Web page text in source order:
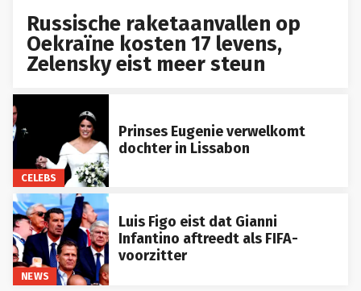
Russische raketaanvallen op
Oekraïne kosten 17 levens,
Zelensky eist meer steun
CELEBS
Prinses Eugenie verwelkomt
dochter in Lissabon
NEWS
Luis Figo eist dat Gianni
Infantino aftreedt als FIFA-
voorzitter